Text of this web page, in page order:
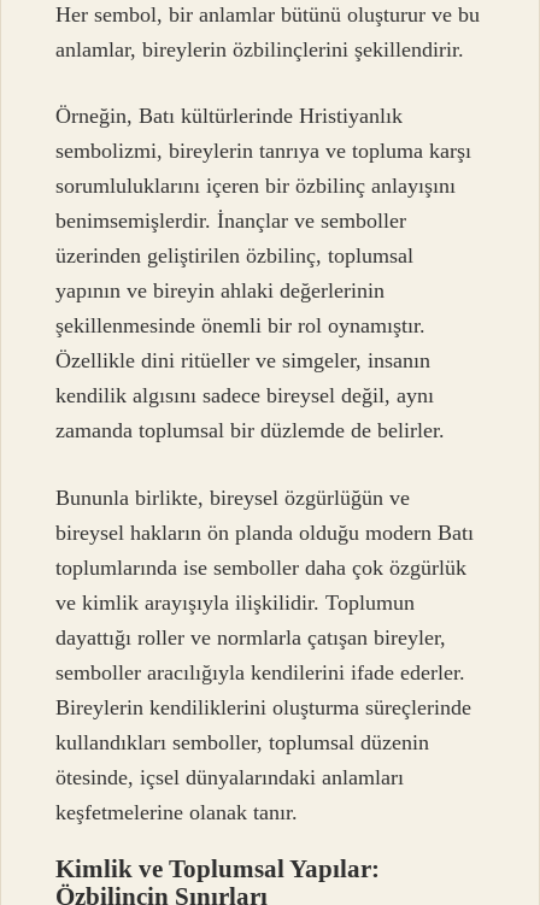
Her sembol, bir anlamlar bütünü oluşturur ve bu
anlamlar, bireylerin özbilinçlerini şekillendirir.
Örneğin, Batı kültürlerinde Hristiyanlık
sembolizmi, bireylerin tanrıya ve topluma karşı
sorumluluklarını içeren bir özbilinç anlayışını
benimsemişlerdir. İnançlar ve semboller
üzerinden geliştirilen özbilinç, toplumsal
yapının ve bireyin ahlaki değerlerinin
şekillenmesinde önemli bir rol oynamıştır.
Özellikle dini ritüeller ve simgeler, insanın
kendilik algısını sadece bireysel değil, aynı
zamanda toplumsal bir düzlemde de belirler.
Bununla birlikte, bireysel özgürlüğün ve
bireysel hakların ön planda olduğu modern Batı
toplumlarında ise semboller daha çok özgürlük
ve kimlik arayışıyla ilişkilidir. Toplumun
dayattığı roller ve normlarla çatışan bireyler,
semboller aracılığıyla kendilerini ifade ederler.
Bireylerin kendiliklerini oluşturma süreçlerinde
kullandıkları semboller, toplumsal düzenin
ötesinde, içsel dünyalarındaki anlamları
keşfetmelerine olanak tanır.
Kimlik ve Toplumsal Yapılar:
Özbilincin Sınırları